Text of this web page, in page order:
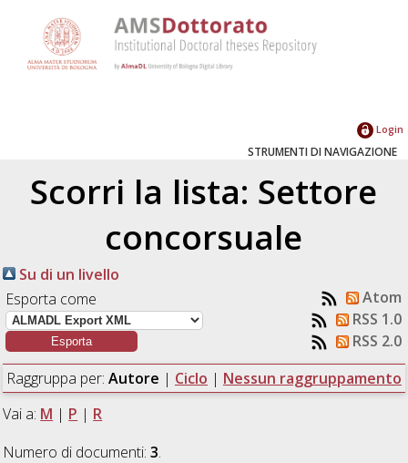
Login
STRUMENTI DI NAVIGAZIONE
Scorri la lista: Settore
concorsuale
Su di un livello
Esporta come
Atom
RSS 1.0
RSS 2.0
Raggruppa per: Autore | Ciclo | Nessun raggruppamento
Vai a: M | P | R
Numero di documenti:3.